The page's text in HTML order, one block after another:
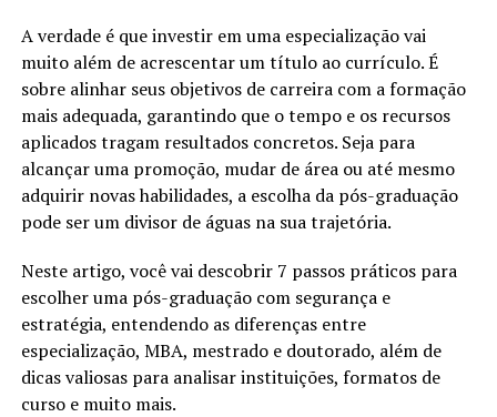
A verdade é que investir em uma especialização vai
muito além de acrescentar um título ao currículo. É
sobre alinhar seus objetivos de carreira com a formação
mais adequada, garantindo que o tempo e os recursos
aplicados tragam resultados concretos. Seja para
alcançar uma promoção, mudar de área ou até mesmo
adquirir novas habilidades, a escolha da pós-graduação
pode ser um divisor de águas na sua trajetória.
Neste artigo, você vai descobrir 7 passos práticos para
escolher uma pós-graduação com segurança e
estratégia, entendendo as diferenças entre
especialização, MBA, mestrado e doutorado, além de
dicas valiosas para analisar instituições, formatos de
curso e muito mais.